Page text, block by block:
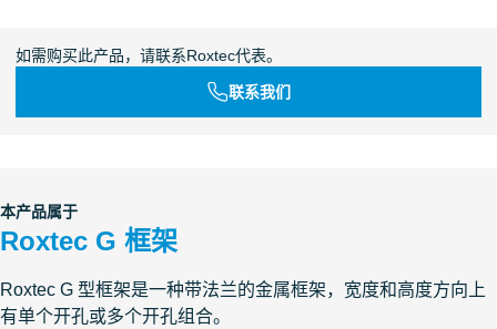
如需购买此产品，请联系Roxtec代表。
联系我们
本产品属于
Roxtec G 框架
Roxtec G 型框架是一种带法兰的金属框架，宽度和高度方向上
有单个开孔或多个开孔组合。